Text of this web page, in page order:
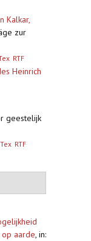
Kalkar,
zur
RTF
Heinrich
geestelijk
RTF
aarde, in: